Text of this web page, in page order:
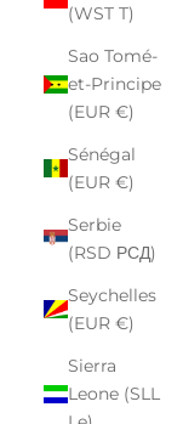
(WST T)
Sao Tomé-
et-Principe
(EUR €)
Sénégal
(EUR €)
Serbie
(RSD РСД)
Seychelles
(EUR €)
Sierra
Leone (SLL